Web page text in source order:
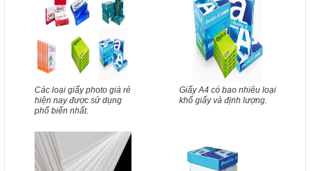
Các loại giấy photo giá rẻ
hiện nay được sử dụng
phổ biến nhất.
Giấy A4 có bao nhiêu loại
khổ giấy và định lượng.